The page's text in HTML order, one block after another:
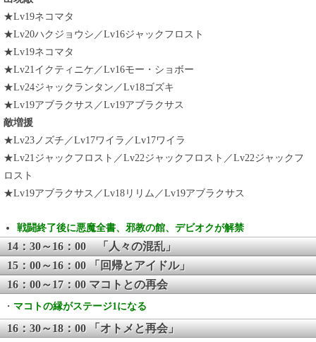
★Lv19ネコマタ
★Lv20ハクジョウシ／Lv16ジャックフロスト
★Lv19ネコマタ
★Lv21イクティニケ／Lv16モー・ショボー
★Lv24ジャックランタン／Lv18ゴズキ
★Lv19アブラクサス／Lv19アブラクサス
敵増援
★Lv23ノズチ／Lv17ワイラ／Lv17ワイラ
★Lv21ジャックフロスト／Lv22ジャックフロスト／Lv22ジャックフ
ロスト
★Lv19アブラクサス／Lv18リリム／Lv19アブラクサス
戦闘終了後に悪魔全書、邪教の館、デビオクが解禁
14：30～16：00 「人々の混乱」
15：00～16：00 「回帰とアイドル」
16：00～17：00 マコトとの再会
・ マコトの縁がステージ1になる
16：30～18：00 「オトメと再会」